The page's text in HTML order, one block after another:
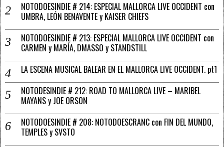
NOTODOESINDIE # 214: ESPECIAL MALLORCA LIVE OCCIDENT con
UMBRA, LEÓN BENAVENTE y KAISER CHIEFS
NOTODOESINDIE # 213: ESPECIAL MALLORCA LIVE OCCIDENT con
CARMEN y MARÍA, DMASSO y STANDSTILL
LA ESCENA MUSICAL BALEAR EN EL MALLORCA LIVE OCCIDENT. pt1
NOTODESINDIE # 212: ROAD TO MALLORCA LIVE – MARIBEL
MAYANS y JOE ORSON
NOTODOESINDIE # 208: NOTODOESCRANC con FIN DEL MUNDO,
TEMPLES y SVSTO